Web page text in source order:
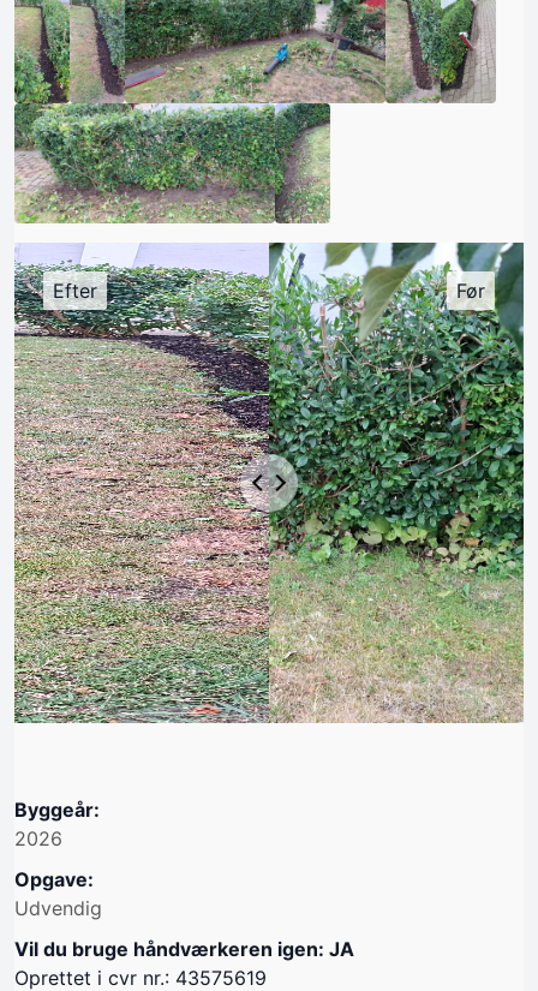
Byggeår:
2026
Opgave:
Udvendig
Vil du bruge håndværkeren igen: JA
Oprettet i cvr nr.: 43575619